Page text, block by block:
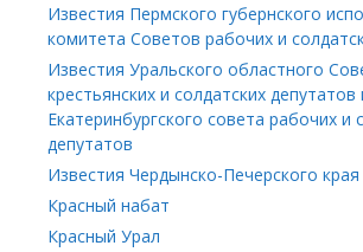
Известия Пермского губернского
комитета Советов рабочих и
Известия Уральского областного
крестьянских и солдатских депутатов
Екатеринбургского совета рабочих и
депутатов
Известия Чердынско-Печерского края
Красный набат
Красный Урал